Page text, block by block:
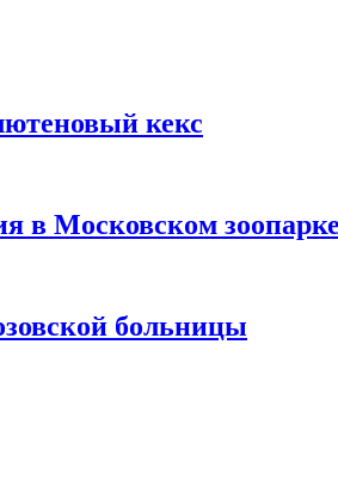
кекс
в Московском зоопарке
больницы